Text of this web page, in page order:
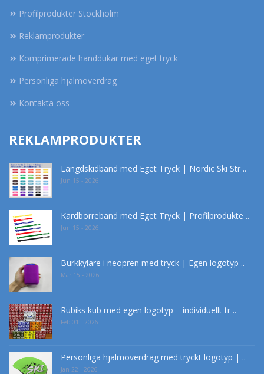
Profilprodukter Stockholm
Reklamprodukter
Komprimerade handdukar med eget tryck
Personliga hjälmöverdrag
Kontakta oss
REKLAMPRODUKTER
Längdskidband med Eget Tryck | Nordic Ski Str ..
Jun 15 - 2026
Kardborreband med Eget Tryck | Profilprodukte ..
Jun 15 - 2026
Burkkylare i neopren med tryck | Egen logotyp ..
Mar 15 - 2026
Rubiks kub med egen logotyp – individuellt tr ..
Feb 01 - 2026
Personliga hjälmöverdrag med tryckt logotyp | ..
Jan 22 - 2026